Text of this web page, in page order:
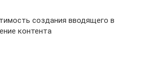
создания вводящего в
контента